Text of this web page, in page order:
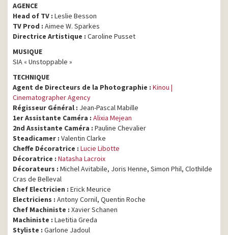
AGENCE
Head of TV : Leslie Besson
TV Prod : Aimee W. Sparkes
Directrice Artistique : Caroline Pusset
MUSIQUE
SIA « Unstoppable »
TECHNIQUE
Agent de Directeurs de la Photographie : Kinou |
Cinematographer Agency
Régisseur Général : Jean-Pascal Mabille
1er Assistante Caméra : Alixia Mejean
2nd Assistante Caméra : Pauline Chevalier
Steadicamer : Valentin Clarke
Cheffe Décoratrice : Lucie Libotte
Décoratrice : Natasha Lacroix
Décorateurs : Michel Avitabile, Joris Henne, Simon Phil, Clothilde
Cras de Belleval
Chef Electricien : Erick Meurice
Electriciens : Antony Cornil, Quentin Roche
Chef Machiniste : Xavier Schanen
Machiniste : Laetitia Greda
Styliste : Garlone Jadoul